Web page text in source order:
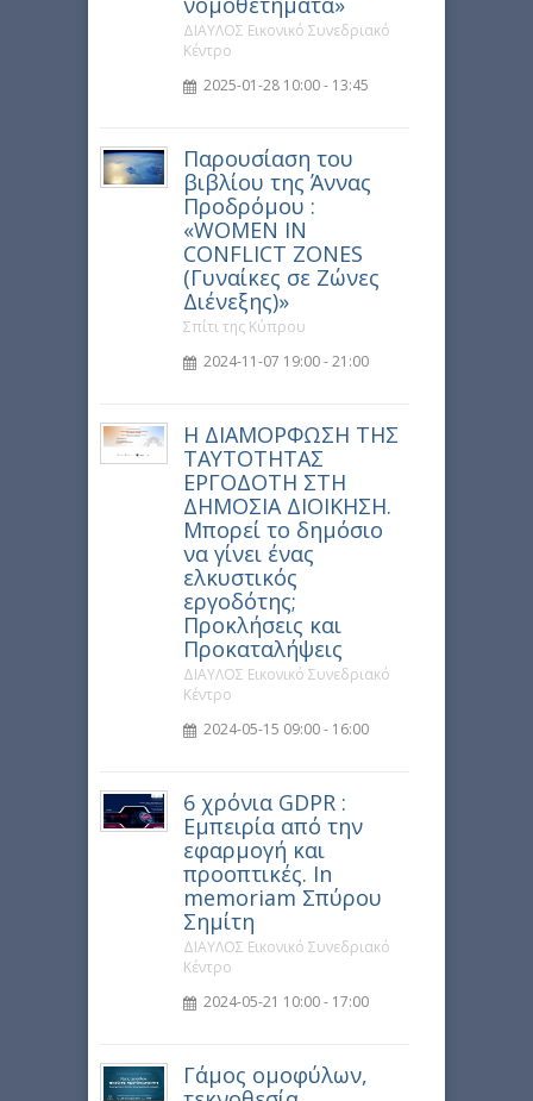
ΔΙΑΥΛΟΣ Εικονικό Συνεδριακό
Κέντρο
2025-01-28 10:00 - 13:45
Παρουσίαση του
βιβλίου της Άννας
Προδρόμου :
«WOMEN IN
CONFLICT ZONES
(Γυναίκες σε Ζώνες
Διένεξης)»
Σπίτι της Κύπρου
2024-11-07 19:00 - 21:00
Η ΔΙΑΜΟΡΦΩΣΗ ΤΗΣ
ΤΑΥΤΟΤΗΤΑΣ
ΕΡΓΟΔΟΤΗ ΣΤΗ
ΔΗΜΟΣΙΑ ΔΙΟΙΚΗΣΗ.
Μπορεί το δημόσιο
να γίνει ένας
ελκυστικός
εργοδότης;
Προκλήσεις και
Προκαταλήψεις
ΔΙΑΥΛΟΣ Εικονικό Συνεδριακό
Κέντρο
2024-05-15 09:00 - 16:00
6 χρόνια GDPR :
Εμπειρία από την
εφαρμογή και
προοπτικές. In
memoriam Σπύρου
Σημίτη
ΔΙΑΥΛΟΣ Εικονικό Συνεδριακό
Κέντρο
2024-05-21 10:00 - 17:00
Γάμος ομοφύλων,